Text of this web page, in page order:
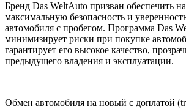
Бренд Das WeltAuto призван обеспечить
максимальную безопасность и
автомобиля с пробегом. Программа Das
минимизирует риски при покупке
гарантирует его высокое качество,
предыдущего владения и эксплуатации.
Обмен автомобиля на новый с доплатой